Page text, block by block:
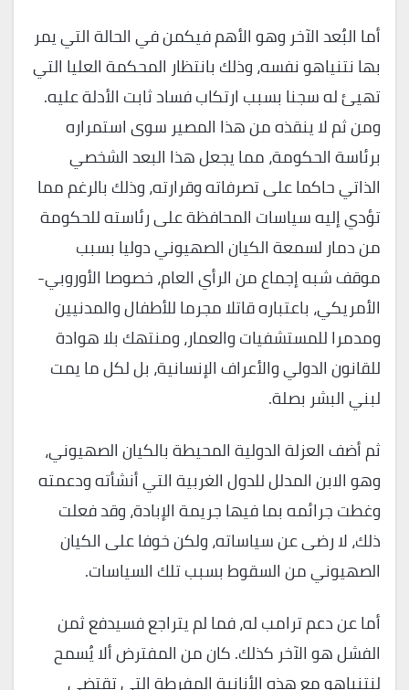
أما البُعد الآخر وهو الأهم فيكمن في الحالة التي يمر
بها نتنياهو نفسه، وذلك بانتظار المحكمة العليا التي
تهيئ له سجنا بسبب ارتكاب فساد ثابت الأدلة عليه.
ومن ثم لا ينقذه من هذا المصير سوى استمراره
برئاسة الحكومة، مما يجعل هذا البعد الشخصي
الذاتي حاكما على تصرفاته وقرارته، وذلك بالرغم مما
تؤدي إليه سياسات المحافظة على رئاسته للحكومة
من دمار لسمعة الكيان الصهيوني دوليا بسبب
موقف شبه إجماع من الرأي العام، خصوصا الأوروبي-
الأمريكي، باعتباره قاتلا مجرما للأطفال والمدنيين
ومدمرا للمستشفيات والعمار، ومنتهك بلا هوادة
للقانون الدولي والأعراف الإنسانية، بل لكل ما يمت
لبني البشر بصلة.
ثم أضف العزلة الدولية المحيطة بالكيان الصهيوني،
وهو الابن المدلل للدول الغربية التي أنشأته ودعمته
وغطت جرائمه بما فيها جريمة الإبادة، وقد فعلت
ذلك، لا رضى عن سياساته، ولكن خوفا على الكيان
الصهيوني من السقوط بسبب تلك السياسات.
أما عن دعم ترامب له، فما لم يتراجع فسيدفع ثمن
الفشل هو الآخر كذلك. كان من المفترض ألا يُسمح
لنتنياهو مع هذه الأنانية المفرطة التي تقتضي